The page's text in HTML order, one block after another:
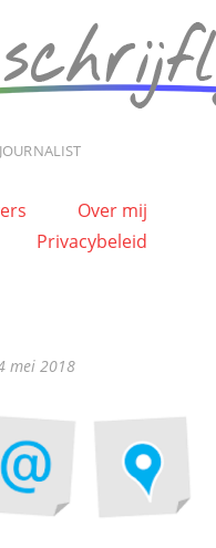
Over mij
Privacybeleid
mei 2018